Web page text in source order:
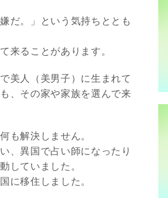
だ。」という気持ちととも
来ることがあります。
美人（美男子）に生まれて
、その家や家族を選んで来
も解決しません。
、異国で占い師になったり
していました。
に移住しました。